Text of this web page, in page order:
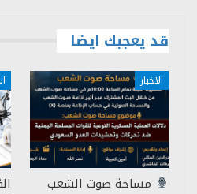
قد يعجبك ايضا
الاخبار
مساحة صوت الشعب